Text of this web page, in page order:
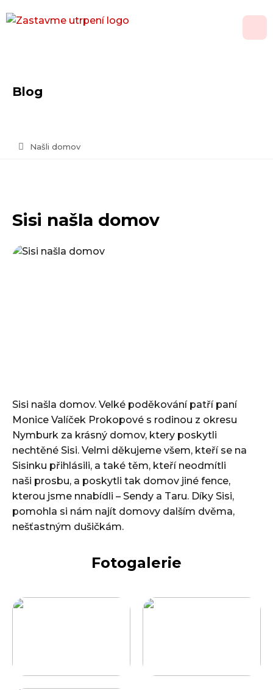
Vánoční přání
Blog
Našli domov
Sisi našla domov
Sisi našla domov. Velké poděkování patří paní
Monice Valíček Prokopové s rodinou z okresu
Nymburk za krásný domov, ktery poskytli
nechtěné Sisi. Velmi děkujeme všem, kteří se na
Sisinku přihlásili, a také těm, kteří neodmítli
naši prosbu, a poskytli tak domov jiné fence,
kterou jsme nnabídli – Sendy a Taru. Díky Sisi,
pomohla si nám najít domovy dalším dvěma,
nešťastným dušičkám.
Fotogalerie